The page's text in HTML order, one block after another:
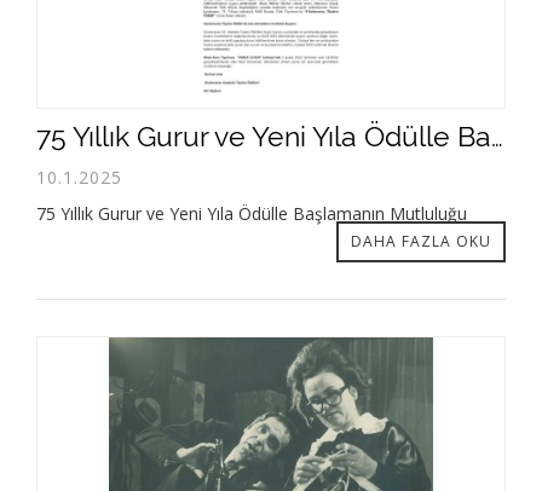
75 Yıllık Gurur ve Yeni Yıla Ödülle Başlamanın Mutluluğu
10.1.2025
75 Yıllık Gurur ve Yeni Yıla Ödülle Başlamanın Mutluluğu
DAHA FAZLA OKU